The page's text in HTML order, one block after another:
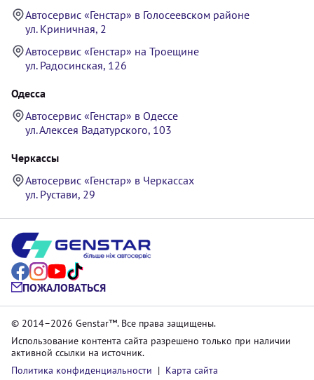
Автосервис «Генстар» в Голосеевском районе
ул. Криничная, 2
Автосервис «Генстар» на Троещине
ул. Радосинская, 126
Одесса
Автосервис «Генстар» в Одессе
ул. Алексея Вадатурского, 103
Черкассы
Автосервис «Генстар» в Черкассах
ул. Рустави, 29
ПОЖАЛОВАТЬСЯ
© 2014–2026 Genstar™. Все права защищены.
Использование контента сайта разрешено только при наличии
активной ссылки на источник.
Политика конфиденциальности | Карта сайта